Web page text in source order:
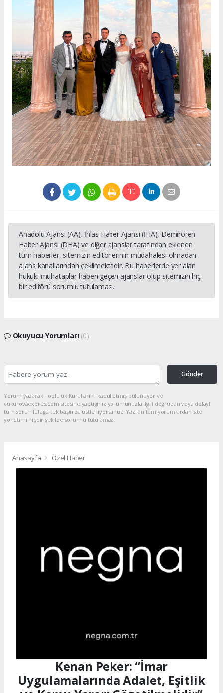
Anadolu Ajansı (AA), İhlas Haber Ajansı (İHA), Demirören
Haber Ajansı (DHA) ve diğer ajanslar tarafından eklenen
tüm haberler, sitemizin editörlerinin müdahalesi olmadan
ajans kanallarından çekilmektedir. Bu haberlerde yer alan
hukuki muhataplar haberi geçen ajanslar olup sitemizin hiç
bir editörü sorumlu tutulamaz...
Okuyucu Yorumları (0)
Gönder
Yorum yazarak Topluluk Kuralları’nı kabul etmiş bulunuyor ve
cukurovaexpres.com sitesine yaptığınız yorumunuzla ilgili doğrudan veya dolaylı
tüm sorumluluğu tek başınıza üstleniyorsunuz. Yazılan tüm yorumlardan site
yönetimi hiçbir şekilde sorumlu tutulamaz.
Anasayfa Özel Haber
Kenan Peker: “İmar
Uygulamalarında Adalet, Eşitlik